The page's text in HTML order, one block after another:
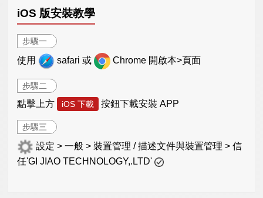
iOS 版安裝教學
步驟一
使用 safari 或 Chrome 開啟本>頁面
步驟二
點擊上方 iOS 下載 按鈕下載安裝 APP
步驟三
設定 > 一般 > 裝置管理 / 描述文件與裝置管理 > 信
任'GI JIAO TECHNOLOGY,.LTD'